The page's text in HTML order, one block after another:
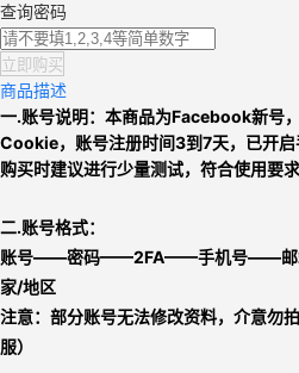
查询密码
立即购买
商品描述
一.账号说明：本商品为Facebook新号
Cookie， 账号注册时间3到7天，已开
购买时建议进行少量测试，符合使用要求
二.账号格式：
账号——密码——2FA——手机号——邮
家/地区
注意：部分账号无法修改资料，介意勿
服）